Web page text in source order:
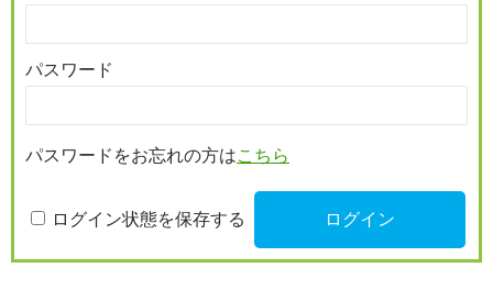
パスワード
パスワードをお忘れの方はこちら
ログイン状態を保存する